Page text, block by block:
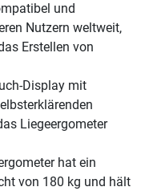
und
Nutzern weltweit,
Erstellen von
Display mit
Liegeergometer
hat ein
von 180 kg und hält